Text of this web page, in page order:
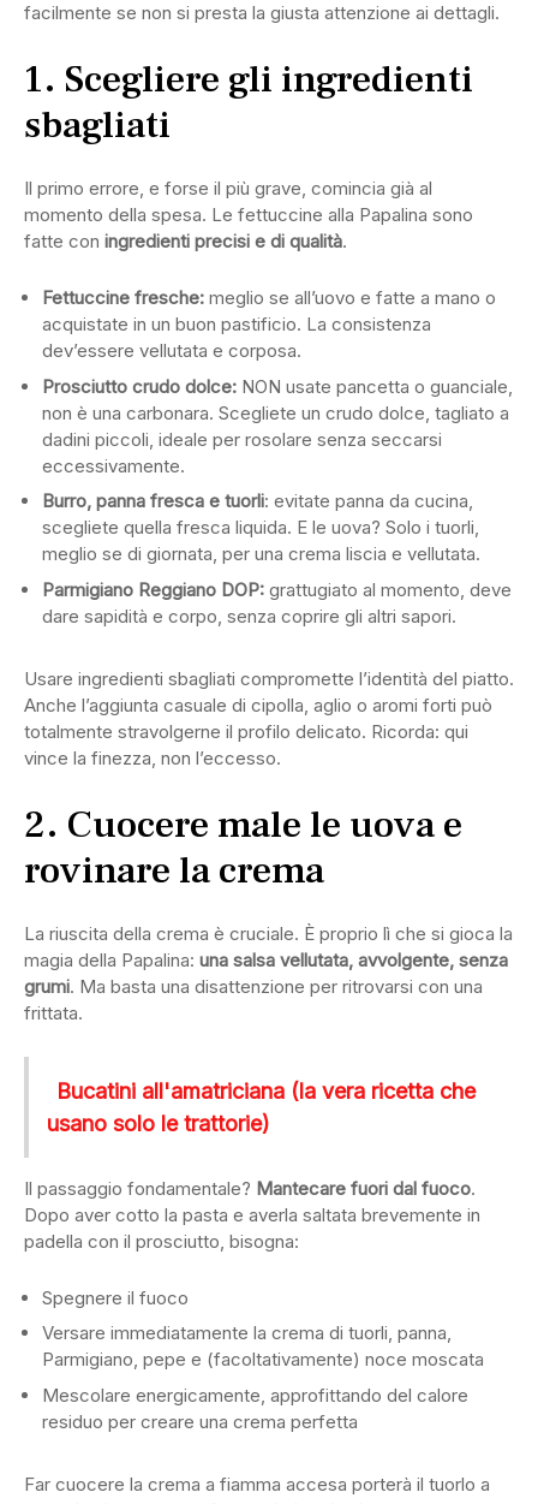
facilmente se non si presta la giusta attenzione ai dettagli.
1. Scegliere gli ingredienti
sbagliati
Il primo errore, e forse il più grave, comincia già al
momento della spesa. Le fettuccine alla Papalina sono
fatte con ingredienti precisi e di qualità.
Fettuccine fresche: meglio se all’uovo e fatte a mano o
acquistate in un buon pastificio. La consistenza
dev’essere vellutata e corposa.
Prosciutto crudo dolce: NON usate pancetta o guanciale,
non è una carbonara. Scegliete un crudo dolce, tagliato a
dadini piccoli, ideale per rosolare senza seccarsi
eccessivamente.
Burro, panna fresca e tuorli: evitate panna da cucina,
scegliete quella fresca liquida. E le uova? Solo i tuorli,
meglio se di giornata, per una crema liscia e vellutata.
Parmigiano Reggiano DOP: grattugiato al momento, deve
dare sapidità e corpo, senza coprire gli altri sapori.
Usare ingredienti sbagliati compromette l’identità del piatto.
Anche l’aggiunta casuale di cipolla, aglio o aromi forti può
totalmente stravolgerne il profilo delicato. Ricorda: qui
vince la finezza, non l’eccesso.
2. Cuocere male le uova e
rovinare la crema
La riuscita della crema è cruciale. È proprio lì che si gioca la
magia della Papalina: una salsa vellutata, avvolgente, senza
grumi. Ma basta una disattenzione per ritrovarsi con una
frittata.
Bucatini all'amatriciana (la vera ricetta che
usano solo le trattorie)
Il passaggio fondamentale? Mantecare fuori dal fuoco.
Dopo aver cotto la pasta e averla saltata brevemente in
padella con il prosciutto, bisogna:
Spegnere il fuoco
Versare immediatamente la crema di tuorli, panna,
Parmigiano, pepe e (facoltativamente) noce moscata
Mescolare energicamente, approfittando del calore
residuo per creare una crema perfetta
Far cuocere la crema a fiamma accesa porterà il tuorlo a